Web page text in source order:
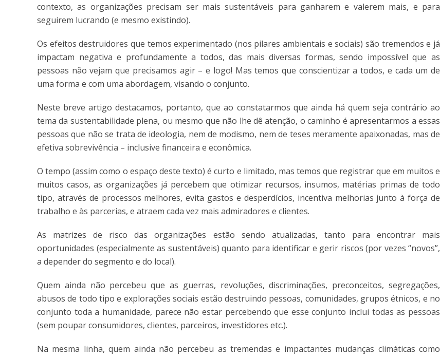
contexto, as organizações precisam ser mais sustentáveis para ganharem e valerem mais, e para
seguirem lucrando (e mesmo existindo).
Os efeitos destruidores que temos experimentado (nos pilares ambientais e sociais) são tremendos e já
impactam negativa e profundamente a todos, das mais diversas formas, sendo impossível que as
pessoas não vejam que precisamos agir – e logo! Mas temos que conscientizar a todos, e cada um de
uma forma e com uma abordagem, visando o conjunto.
Neste breve artigo destacamos, portanto, que ao constatarmos que ainda há quem seja contrário ao
tema da sustentabilidade plena, ou mesmo que não lhe dê atenção, o caminho é apresentarmos a essas
pessoas que não se trata de ideologia, nem de modismo, nem de teses meramente apaixonadas, mas de
efetiva sobrevivência – inclusive financeira e econômica.
O tempo (assim como o espaço deste texto) é curto e limitado, mas temos que registrar que em muitos e
muitos casos, as organizações já percebem que otimizar recursos, insumos, matérias primas de todo
tipo, através de processos melhores, evita gastos e desperdícios, incentiva melhorias junto à força de
trabalho e às parcerias, e atraem cada vez mais admiradores e clientes.
As matrizes de risco das organizações estão sendo atualizadas, tanto para encontrar mais
oportunidades (especialmente as sustentáveis) quanto para identificar e gerir riscos (por vezes “novos”,
a depender do segmento e do local).
Quem ainda não percebeu que as guerras, revoluções, discriminações, preconceitos, segregações,
abusos de todo tipo e explorações sociais estão destruindo pessoas, comunidades, grupos étnicos, e no
conjunto toda a humanidade, parece não estar percebendo que esse conjunto inclui todas as pessoas
(sem poupar consumidores, clientes, parceiros, investidores etc.).
Na mesma linha, quem ainda não percebeu as tremendas e impactantes mudanças climáticas como